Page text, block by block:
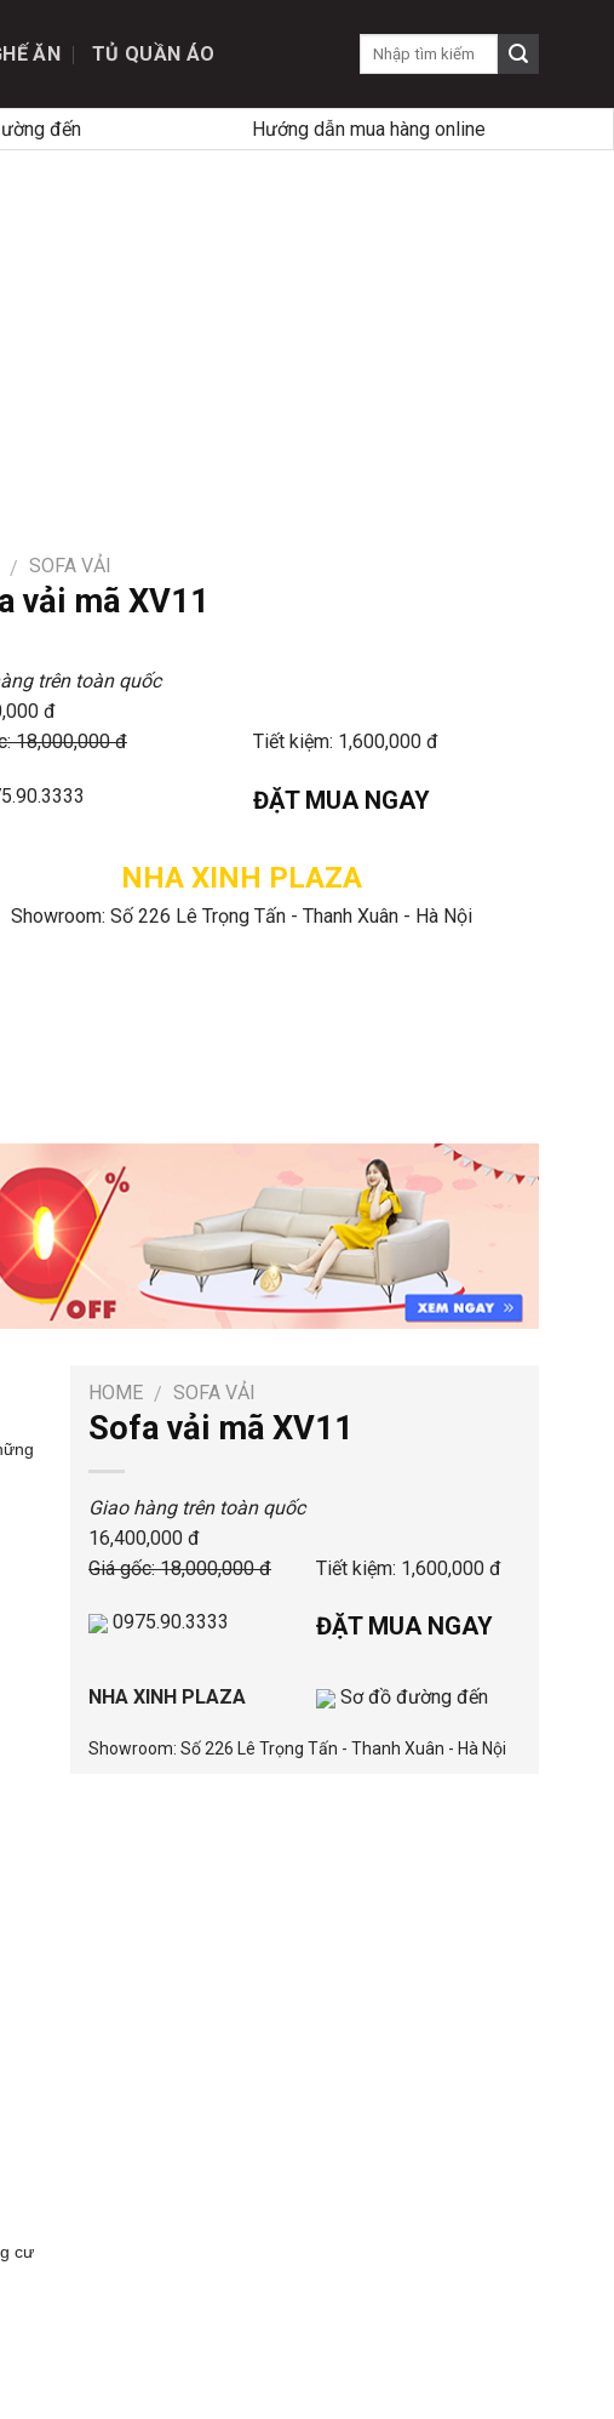
ĂN TỦ QUẦN ÁO
đến Hướng dẫn mua hàng online
/ SOFA VẢI
vải mã XV11
trên toàn quốc
đ
18,000,000 đ
Tiết kiệm: 1,600,000 đ
ĐẶT MUA NGAY
NHA XINH PLAZA
Showroom: Số 226 Lê Trọng Tấn - Thanh Xuân - Hà Nội
cư
HOME / SOFA VẢI
Sofa vải mã XV11
Giao hàng trên toàn quốc
16,400,000 đ
Giá gốc: 18,000,000 đ
Tiết kiệm: 1,600,000 đ
0975.90.3333 ĐẶT MUA NGAY
NHA XINH PLAZA Sơ đồ đường đến
Showroom: Số 226 Lê Trọng Tấn - Thanh Xuân - Hà Nội